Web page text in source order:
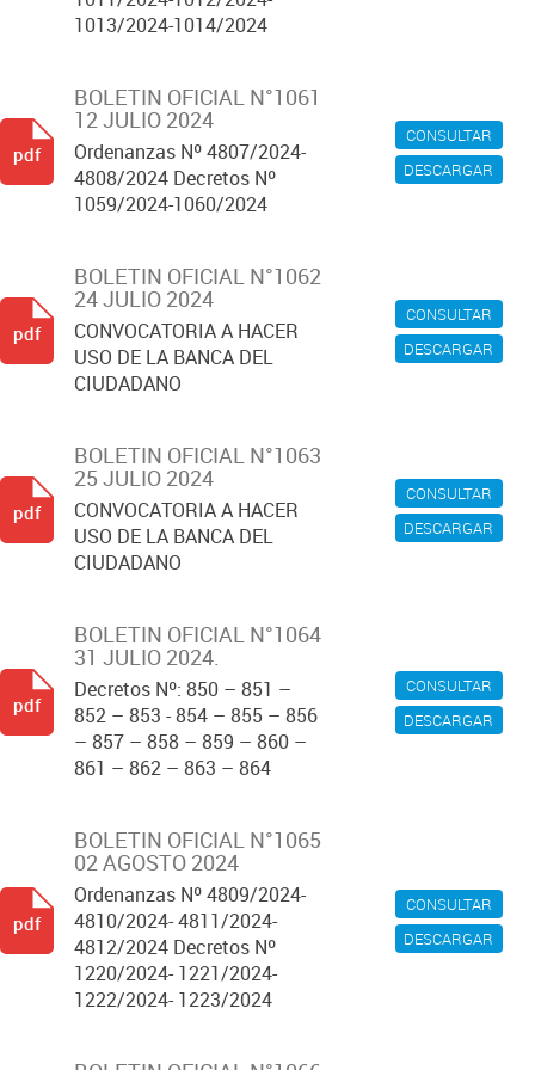
1013/2024-1014/2024
CONSULTAR
DESCARGAR
BOLETIN OFICIAL N°1061
12 JULIO 2024
Ordenanzas Nº 4807/2024-
4808/2024 Decretos Nº
1059/2024-1060/2024
pdf
CONSULTAR
DESCARGAR
BOLETIN OFICIAL N°1062
24 JULIO 2024
CONVOCATORIA A HACER
USO DE LA BANCA DEL
CIUDADANO
pdf
CONSULTAR
DESCARGAR
BOLETIN OFICIAL N°1063
25 JULIO 2024
CONVOCATORIA A HACER
USO DE LA BANCA DEL
CIUDADANO
pdf
CONSULTAR
DESCARGAR
BOLETIN OFICIAL N°1064
31 JULIO 2024.
Decretos Nº: 850 – 851 –
852 – 853 - 854 – 855 – 856
– 857 – 858 – 859 – 860 –
861 – 862 – 863 – 864
pdf
CONSULTAR
DESCARGAR
BOLETIN OFICIAL N°1065
02 AGOSTO 2024
Ordenanzas Nº 4809/2024-
4810/2024- 4811/2024-
4812/2024 Decretos Nº
1220/2024- 1221/2024-
1222/2024- 1223/2024
pdf